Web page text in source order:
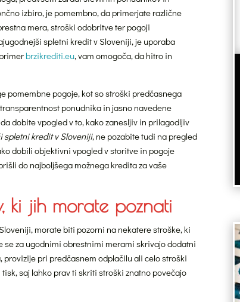
izbiro, je pomembno, da primerjate različne
mera, stroški odobritve ter pogoji
spletni kredit v Sloveniji, je uporaba
brzikrediti.eu, vam omogoča, da hitro in
pomembne pogoje, kot so stroški predčasnega
ponudnika in jasno navedene
dobite vpogled v to, kako zanesljiv in prilagodljiv
spletni kredit v Sloveniji, ne pozabite tudi na pregled
dobili objektivni vpogled v storitve in pogoje
do najboljšega možnega kredita za vaše
ki jih morate poznati
morate biti pozorni na nekatere stroške, ki
za ugodnimi obrestnimi merami skrivajo dodatni
pri predčasnem odplačilu ali celo stroški
saj lahko prav ti skriti stroški znatno povečajo